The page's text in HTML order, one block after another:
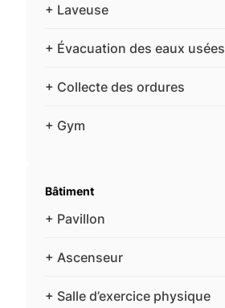
+ Laveuse
+ Évacuation des eaux usées
+ Collecte des ordures
+ Gym
Bâtiment
+ Pavillon
+ Ascenseur
+ Salle d’exercice physique